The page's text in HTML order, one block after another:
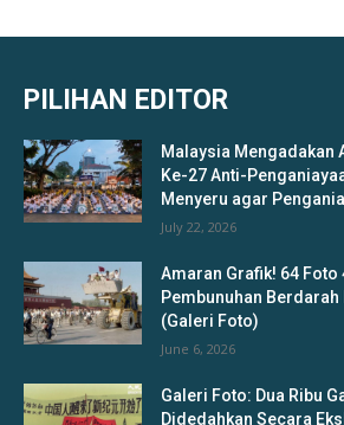
PILIHAN EDITOR
Malaysia Mengadakan
Ke-27 Anti-
Menyeru agar
July 22, 2026
Amaran Grafik! 64
Pembunuhan
(Galeri Foto)
June 6, 2026
Galeri Foto: Dua Ribu
Didedahkan Secara